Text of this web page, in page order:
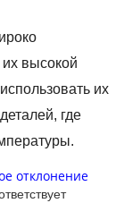
высокой
их
где
отклонение